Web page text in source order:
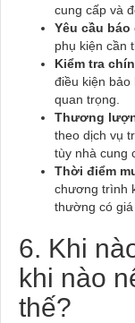
cung cấp và
Yêu cầu
phụ kiện cần
Kiểm tra
điều kiện
quan trọng.
Thương
theo dịch vụ
tùy nhà cung
Thời điểm
chương trình
thường có giá
6. Khi
khi nào
thế?